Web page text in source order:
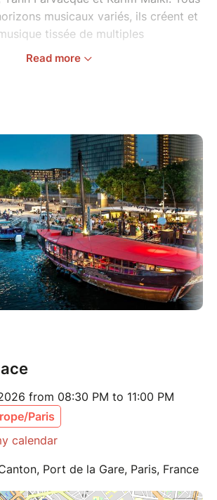
musicaux variés, ils créent et
tissée de multiples
aux consonances World : une
au voyage!
depuis peu, par le percussionniste
Partos, musicien éclectique au
indienne, du jazz et des
: guitares acoustiques, électriques.
acoustiques 6 et 12 cordes,
Read more
from 08:30 PM to 11:00 PM
Paris
calendar
Port de la Gare, Paris, France